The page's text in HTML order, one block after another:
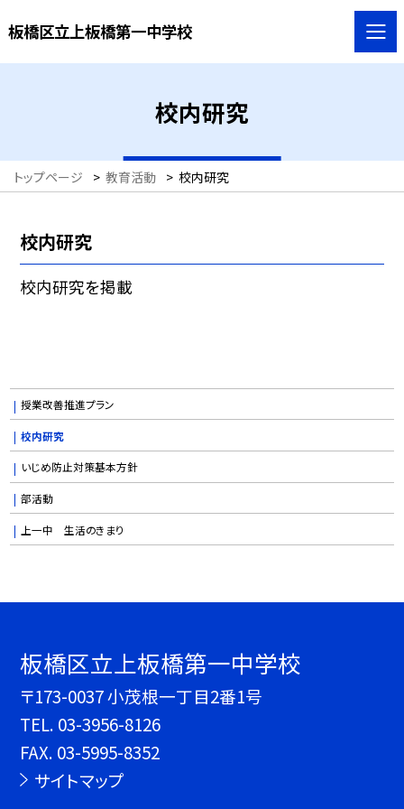
板橋区立上板橋第一中学校
校内研究
トップページ > 教育活動 > 校内研究
校内研究
校内研究を掲載
授業改善推進プラン
校内研究
いじめ防止対策基本方針
部活動
上一中 生活のきまり
板橋区立上板橋第一中学校
〒173-0037 小茂根一丁目2番1号
TEL. 03-3956-8126
FAX. 03-5995-8352
サイトマップ